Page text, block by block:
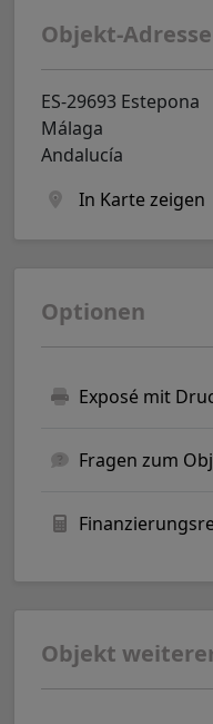
Objekt-Adresse
ES-29693 Estepona
Málaga
Andalucía
In Karte zeigen
Optionen
Exposé mit
Fragen zum
Objekt